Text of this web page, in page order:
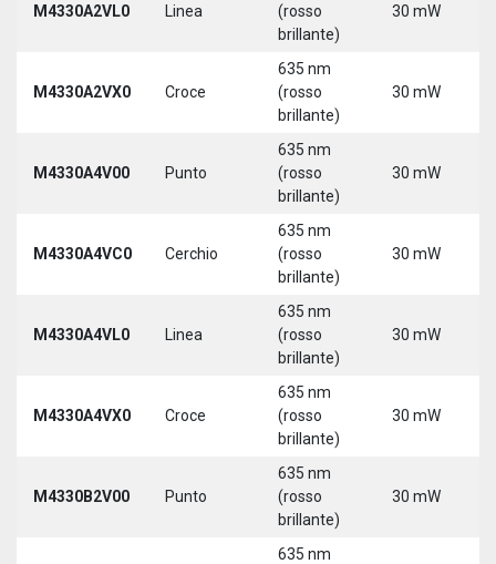
M4330A2VL0 Linea
(rosso
brillante)
30 mW
M4330A2VX0 Croce
635 nm
(rosso
brillante)
30 mW
M4330A4V00 Punto
635 nm
(rosso
brillante)
30 mW
M4330A4VC0 Cerchio
635 nm
(rosso
brillante)
30 mW
M4330A4VL0 Linea
635 nm
(rosso
brillante)
30 mW
M4330A4VX0 Croce
635 nm
(rosso
brillante)
30 mW
M4330B2V00 Punto
635 nm
(rosso
brillante)
30 mW
635 nm